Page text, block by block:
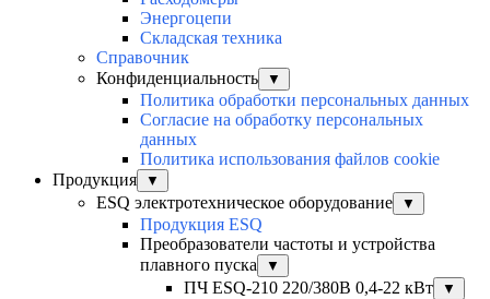
Энергоцепи
Складская техника
Справочник
Конфиденциальность
▼
Политика обработки персональных данных
Согласие на обработку персональных
данных
Политика использования файлов cookie
Продукция
▼
ESQ электротехническое оборудование ▼
Продукция ESQ
Преобразователи частоты и устройства
плавного пуска
▼
ПЧ ESQ-210 220/380В 0,4-22 кВт ▼